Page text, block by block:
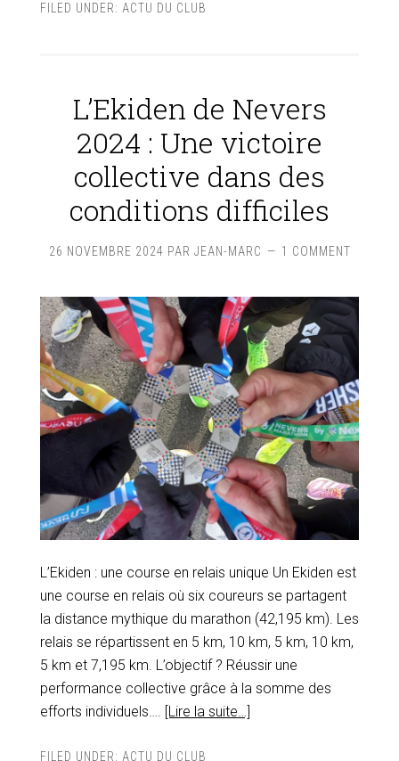
FILED UNDER: ACTU DU CLUB
L’Ekiden de Nevers
2024 : Une victoire
collective dans des
conditions difficiles
26 NOVEMBRE 2024 PAR JEAN-MARC 1 COMMENT
L’Ekiden : une course en relais unique Un Ekiden est
une course en relais où six coureurs se partagent
la distance mythique du marathon (42,195 km). Les
relais se répartissent en 5 km, 10 km, 5 km, 10 km,
5 km et 7,195 km. L’objectif ? Réussir une
performance collective grâce à la somme des
efforts individuels….
[Lire la suite…]
FILED UNDER: ACTU DU CLUB